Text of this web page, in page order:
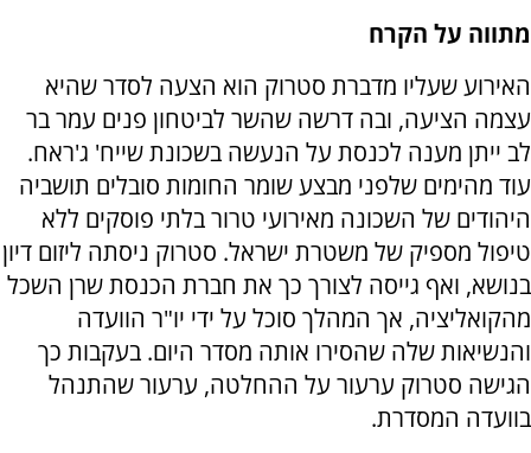
מתווה על הקרח
האירוע שעליו מדברת סטרוק הוא הצעה לסדר שהיא
עצמה הציעה, ובה דרשה שהשר לביטחון פנים עמר בר
לב ייתן מענה לכנסת על הנעשה בשכונת שייח' ג'ראח.
עוד מהימים שלפני מבצע שומר החומות סובלים תושביה
היהודים של השכונה מאירועי טרור בלתי פוסקים ללא
טיפול מספיק של משטרת ישראל. סטרוק ניסתה ליזום דיון
בנושא, ואף גייסה לצורך כך את חברת הכנסת שרן השכל
מהקואליציה, אך המהלך סוכל על ידי יו"ר הוועדה
והנשיאות שלה שהסירו אותה מסדר היום. בעקבות כך
הגישה סטרוק ערעור על ההחלטה, ערעור שהתנהל
בוועדה המסדרת.